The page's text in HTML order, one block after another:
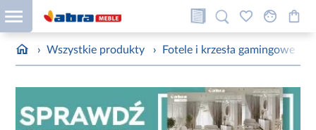
› Wszystkie produkty › Fotele i krzesła gamingowe